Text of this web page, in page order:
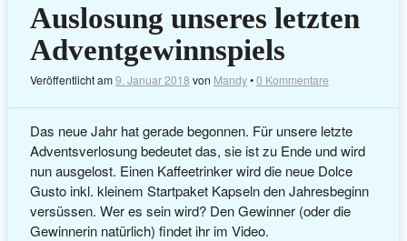
Auslosung unseres letzten
Adventgewinnspiels
Veröffentlicht am9. Januar 2018 von Mandy•0 Kommentare
Das neue Jahr hat gerade begonnen. Für unsere letzte
Adventsverlosung bedeutet das, sie ist zu Ende und wird
nun ausgelost. Einen Kaffeetrinker wird die neue Dolce
Gusto inkl. kleinem Startpaket Kapseln den Jahresbeginn
versüssen. Wer es sein wird? Den Gewinner (oder die
Gewinnerin natürlich) findet ihr im Video.